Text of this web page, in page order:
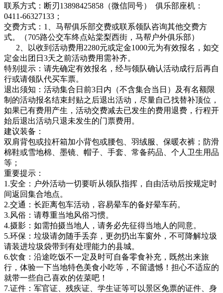
联系方式：断刃13898425858（微信同号） 俱乐部座机：
0411-66327133；
交费方式：1、马帮俱乐部交费或联系领队咨询其他交费方
式。（705路公交车终点站棠梨西街，马帮户外俱乐部）
2、以收到活动费用2280元或定金1000元为有效报名，如交
定金出团日3天之前活动费用需补齐。
特别提示：请先确定有效报名，经与领队确认活动成行后再自
行或请领队代买车票。
退出须知：活动集合日前3日内（不含集合当日）及有名额限
制的活动报名结束封贴之后退出活动，尽量自己找替补顶位，
如果已有费用产生，活动交费减去已发生的费用退费，行程开
始后退出活动只退未发生的门票费用。
建议装备：
双肩背包或拉杆箱加小背包或腰包、羽绒服、保暖衣裤；防滑
棉鞋或雪地棉、墨镜、帽子、手套
常备药品、个人卫生用品
等；
重要提示：
1.安全：户外活动一切要听从领队指挥，自由活动后按规定时
间返回集合地点。
2.交通：长距离包车活动，容易晕车的备好晕车药。
3.风俗：请尊重当地风俗习惯。
4.摄影：如需拍摄当地人，请务必先征得当地人的同意。
5.环保：垃圾请勿随手丢弃，更勿扔出车窗外，不可降解垃圾
请装进垃圾袋带到有处理能力的县城。
6.饮食：沿途吃饭不一定及时可自备零食补充，既然出来旅
行，体验一下当地特色美食小吃等，不留遗憾！担心不适应的
就带一些自己喜欢的佐菜吧！
7.证件：军官证、残疾证、学生证等可以景区免票的证件、身